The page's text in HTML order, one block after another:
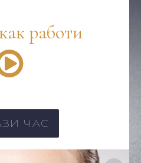
работи
ЧАС